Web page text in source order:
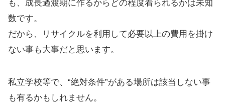
も、成長過渡期に作るからどの程度着られるかは未知
数です。
だから、リサイクルを利用して必要以上の費用を掛け
ない事も大事だと思います。
私立学校等で、“絶対条件”がある場所は該当しない事
も有るかもしれません。